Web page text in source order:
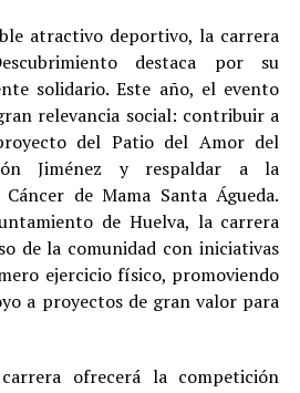
atractivo deportivo, la carrera
destaca por su
solidario. Este año, el evento
relevancia social: contribuir a
del Patio del Amor del
Jiménez y respaldar a la
de Mama Santa Águeda.
de Huelva, la carrera
de la comunidad con iniciativas
ejercicio físico, promoviendo
a proyectos de gran valor para
ofrecerá la competición